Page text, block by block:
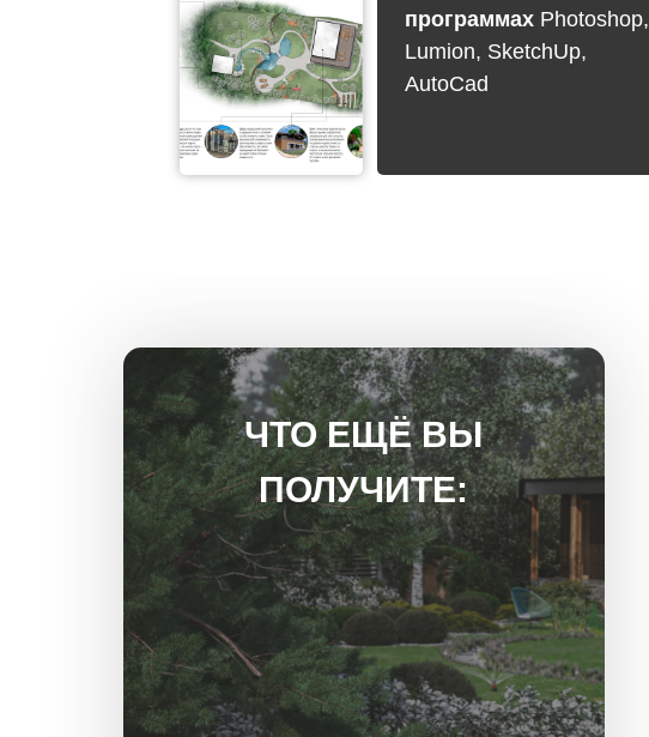
программах Photoshop,
Lumion, SketchUp,
AutoCad
ЧТО ЕЩЁ ВЫ
ПОЛУЧИТЕ: